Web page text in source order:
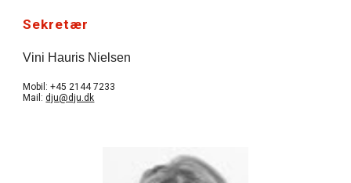
Sekretær
Vini Hauris Nielsen
Mobil: +45 2144 7233
Mail: dju@dju.dk